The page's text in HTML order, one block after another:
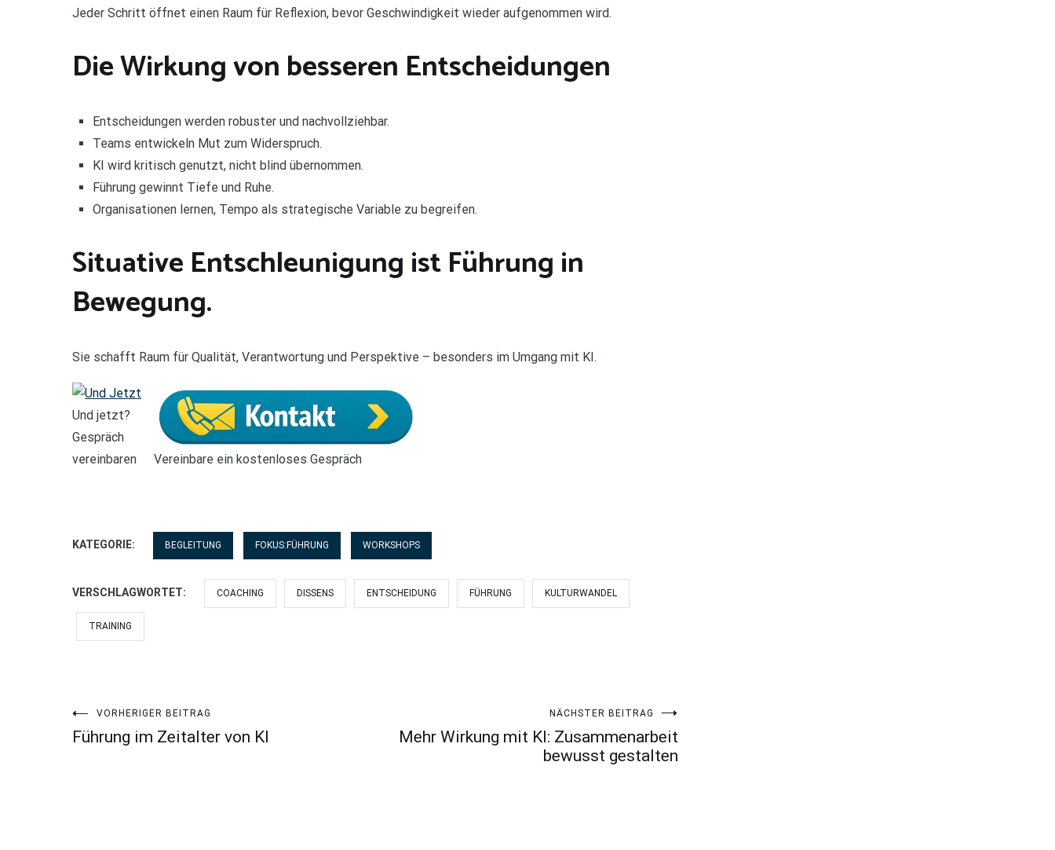
Jeder Schritt öffnet einen Raum für Reflexion, bevor Geschwindigkeit wieder aufgenommen wird.
DieWirkungvon besseren Entscheidungen
Entscheidungen werden robuster und nachvollziehbar.
Teams entwickeln Mut zum Widerspruch.
KI wird kritisch genutzt, nicht blind übernommen.
Führung gewinnt Tiefe und Ruhe.
Organisationen lernen, Tempo als strategische Variable zu begreifen.
Situative Entschleunigung ist Führung in
Bewegung.
Sie schafft Raum für Qualität, Verantwortung und Perspektive – besonders im Umgang mit KI.
Und jetzt?
Gespräch
vereinbaren
Vereinbare ein kostenloses Gespräch
KATEGORIE: BEGLEITUNG FOKUS:FÜHRUNG WORKSHOPS
VERSCHLAGWORTET: COACHING DISSENS ENTSCHEIDUNG FÜHRUNG KULTURWANDEL
TRAINING
Beitragsnavigation
VORHERIGER BEITRAG
Führung im Zeitalter von KI
NÄCHSTER BEITRAG
Mehr Wirkung mit KI: Zusammenarbeit
bewusst gestalten